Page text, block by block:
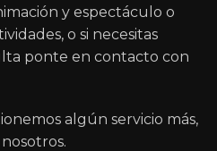
y espectáculo o
o si necesitas
ponte en contacto con
algún servicio más,